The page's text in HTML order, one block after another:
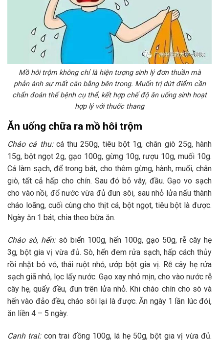
Mồ hôi trộm không chỉ là hiện tượng sinh lý đơn thuần mà
phản ánh sự mất cân bằng bên trong. Muốn trị dứt điểm cần
chẩn đoán thể bệnh cụ thể, kết hợp chế độ ăn uống sinh hoạt
hợp lý với thuốc thang
Ăn uống chữa ra mồ hôi trộm
Cháo cá thu:cá thu 250g, tiêu bột 1g, chân giò 25g, hành
15g, bột ngọt 2g, gạo 100g, gừng 10g, rượu 10g, muối 10g.
Cá làm sạch, để trong bát, cho thêm gừng, hành, muối, chân
giò, tất cả hấp cho chín. Sau đó bỏ vây, đầu. Gạo vo sạch
cho vào nồi, đổ nước vừa đủ đun sôi, sau nhỏ lửa nấu thành
cháo loãng, cuối cùng cho thịt cá, bột ngọt, tiêu bột là được.
Ngày ăn 1 bát, chia theo bữa ăn.
Cháo sò, hến:sò biển 100g, hến 100g, gạo 50g, rễ cây hẹ
3g, bột gia vị vừa đủ. Sò, hến đem rửa sạch, hấp cách thủy
rồi nhặt bỏ vỏ, thái ruột nhỏ, ướp bột gia vị. Rễ cây hẹ rửa
sạch giã nhỏ, lọc lấy nước. Gạo xay nhỏ mịn, cho vào nước rễ
cây hẹ, quấy đều, đun trên lửa nhỏ. Khi cháo chín cho sò và
hến vào đảo đều, cháo sôi lại là được. Ăn ngày 1 lần lúc đói,
ăn liền 4 – 5 ngày.
Canh trai:con trai đồng 100g, lá hẹ 50g, bột gia vị vừa đủ.